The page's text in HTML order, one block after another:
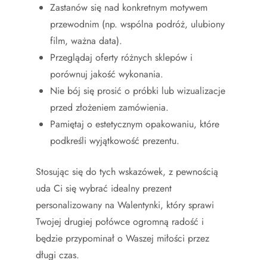
Zastanów się nad konkretnym motywem
przewodnim (np. wspólna podróż, ulubiony
film, ważna data).
Przeglądaj oferty różnych sklepów i
porównuj jakość wykonania.
Nie bój się prosić o próbki lub wizualizacje
przed złożeniem zamówienia.
Pamiętaj o estetycznym opakowaniu, które
podkreśli wyjątkowość prezentu.
Stosując się do tych wskazówek, z pewnością
uda Ci się wybrać idealny prezent
personalizowany na Walentynki, który sprawi
Twojej drugiej połówce ogromną radość i
będzie przypominał o Waszej miłości przez
długi czas.